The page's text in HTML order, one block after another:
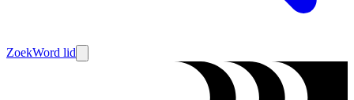
ZoekWord lid